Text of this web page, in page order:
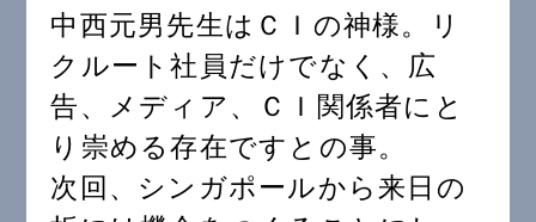
中西元男先生はＣＩの神様。リ
クルート社員だけでなく、広
告、メディア、ＣＩ関係者にと
り崇める存在ですとの事。
次回、シンガポールから来日の